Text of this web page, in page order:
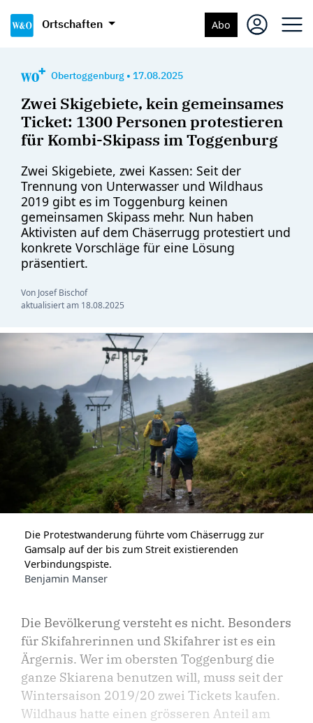
Ortschaften Abo
Obertoggenburg • 17.08.2025
Zwei Skigebiete, kein gemeinsames
Ticket: 1300 Personen protestieren
für Kombi-Skipass im Toggenburg
Zwei Skigebiete, zwei Kassen: Seit der
Trennung von Unterwasser und Wildhaus
2019 gibt es im Toggenburg keinen
gemeinsamen Skipass mehr. Nun haben
Aktivisten auf dem Chäserrugg protestiert und
konkrete Vorschläge für eine Lösung
präsentiert.
Von Josef Bischof
aktualisiert am 18.08.2025
Die Protestwanderung führte vom Chäserrugg zur
Gamsalp auf der bis zum Streit existierenden
Verbindungspiste.
Benjamin Manser
Die Bevölkerung versteht es nicht. Besonders
für Skifahrerinnen und Skifahrer ist es ein
Ärgernis. Wer im obersten Toggenburg die
ganze Skiarena benutzen will, muss seit der
Wintersaison 2019/20 zwei Tickets kaufen.
Wildhaus hatte einen grösseren Anteil am